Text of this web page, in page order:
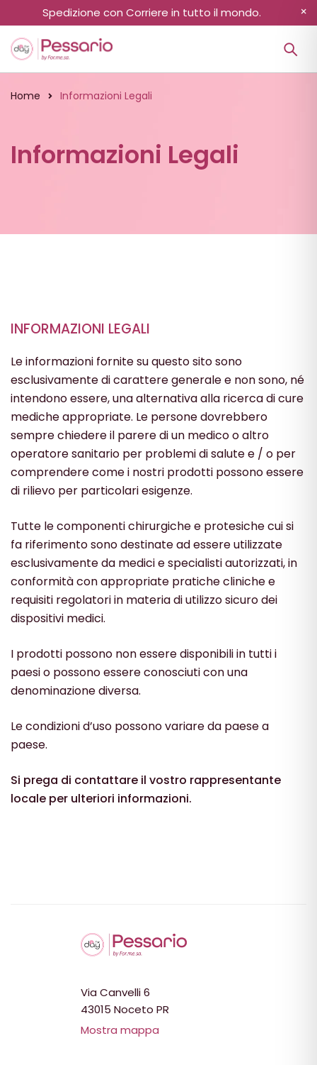
Spedizione con Corriere in tutto il mondo.
Home Informazioni Legali
Informazioni Legali
INFORMAZIONI LEGALI
Le informazioni fornite su questo sito sono
esclusivamente di carattere generale e non sono, né
intendono essere, una alternativa alla ricerca di cure
mediche appropriate. Le persone dovrebbero
sempre chiedere il parere di un medico o altro
operatore sanitario per problemi di salute e / o per
comprendere come i nostri prodotti possono essere
di rilievo per particolari esigenze.
Tutte le componenti chirurgiche e protesiche cui si
fa riferimento sono destinate ad essere utilizzate
esclusivamente da medici e specialisti autorizzati, in
conformità con appropriate pratiche cliniche e
requisiti regolatori in materia di utilizzo sicuro dei
dispositivi medici.
I prodotti possono non essere disponibili in tutti i
paesi o possono essere conosciuti con una
denominazione diversa.
Le condizioni d’uso possono variare da paese a
paese.
Si prega di contattare il vostro rappresentante
locale per ulteriori informazioni.
Via Canvelli 6
43015 Noceto PR
Mostra mappa